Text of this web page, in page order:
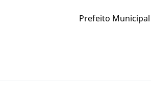
Prefeito Municipal